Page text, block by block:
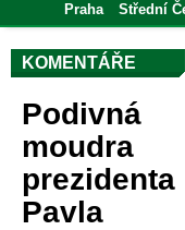
Praha
Střední
KOMENTÁŘE
Podivná
moudra
prezidenta
Pavla